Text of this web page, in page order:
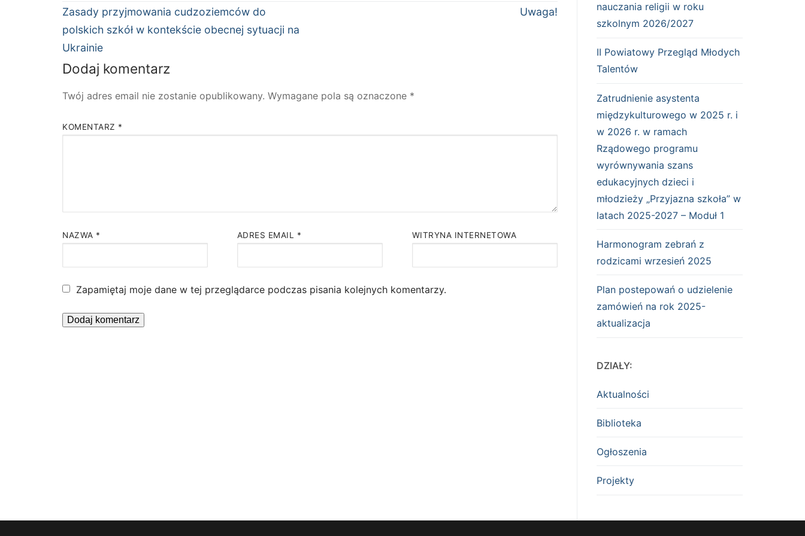
wpisu
Poprzedni
wpis:
Zasady przyjmowania cudzoziemców do
polskich szkół w kontekście obecnej sytuacji na
Ukrainie
Następny
Uwaga!
Dodaj komentarz
Twój adres email nie zostanie opublikowany. Wymagane pola są oznaczone *
KOMENTARZ *
NAZWA * ADRES EMAIL * WITRYNA INTERNETOWA
Zapamiętaj moje dane w tej przeglądarce podczas pisania kolejnych komentarzy.
nauczania religii w roku
szkolnym 2026/2027
II Powiatowy Przegląd Młodych
Talentów
Zatrudnienie asystenta
międzykulturowego w 2025 r. i
w 2026 r. w ramach
Rządowego programu
wyrównywania szans
edukacyjnych dzieci i
młodzieży „Przyjazna szkoła” w
latach 2025-2027 – Moduł 1
Harmonogram zebrań z
rodzicami wrzesień 2025
Plan postepowań o udzielenie
zamówień na rok 2025-
aktualizacja
DZIAŁY:
Aktualności
Biblioteka
Ogłoszenia
Projekty